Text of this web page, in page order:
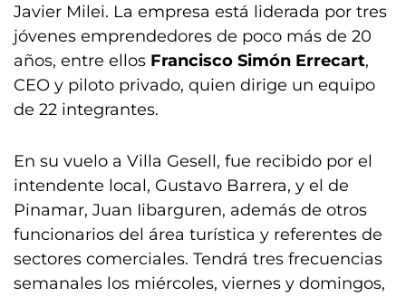
Javier Milei. La empresa está liderada por tres
jóvenes emprendedores de poco más de 20
años, entre ellos Francisco Simón Errecart,
CEO y piloto privado, quien dirige un equipo
de 22 integrantes.
En su vuelo a Villa Gesell, fue recibido por el
intendente local, Gustavo Barrera, y el de
Pinamar, Juan Iibarguren, además de otros
funcionarios del área turística y referentes de
sectores comerciales. Tendrá tres frecuencias
semanales los miércoles, viernes y domingos,